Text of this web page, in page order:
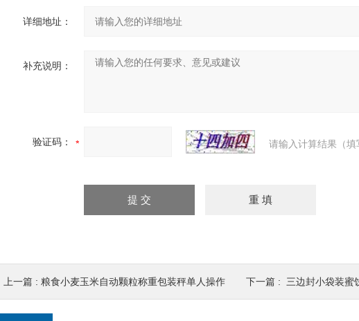
详细地址：
补充说明：
验证码： 请输入计算结果（
上一篇 : 粮食小麦玉米自动颗粒称重包装秤单人操作 下一篇 : 三边封小袋装蜜